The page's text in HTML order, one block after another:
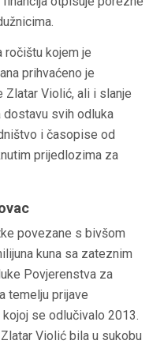
ročištu kojem je
prihvaćeno je
Zlatar Violić, ali i slanje
svih odluka
i časopise od
prijedlozima za
povezane s bivšom
kuna sa zateznim
Povjerenstva za
temelju prijave
kojoj se odlučivalo 2013.
Violić bila u sukobu